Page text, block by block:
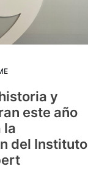
y
este año
la
del Instituto